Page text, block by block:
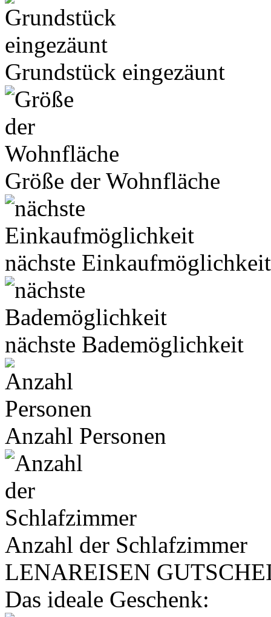
Grundstück eingezäunt
Größe der Wohnfläche
nächste Einkaufmöglichkeit
nächste Bademöglichkeit
Anzahl Personen
Anzahl der Schlafzimmer
LENAREISEN
Das ideale Geschenk: